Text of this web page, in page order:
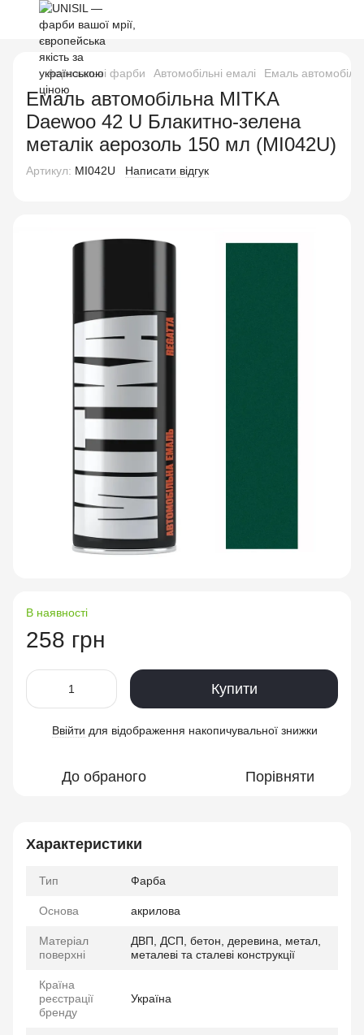
Аерозольні фарби Автомобільні емалі Емаль
Емаль автомобільна MITKA
Daewoo 42 U Блакитно-зелена
металік аерозоль 150 мл (MI042U)
Артикул: MI042U Написати відгук
В наявності
258 грн
Купити
Ввійти для відображення накопичувальної знижки
До обраного Порівняти
Характеристики
Тип Фарба
Основа акрилова
Матеріал
поверхні
ДВП, ДСП, бетон, деревина, метал,
металеві та сталеві конструкції
Країна
реєстрації
бренду
Україна